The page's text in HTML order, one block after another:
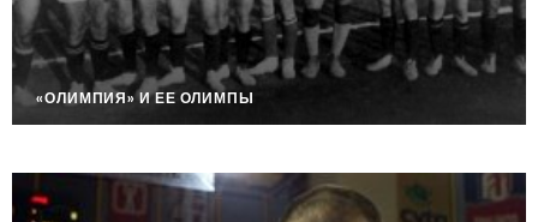
«ОЛИМПИЯ» И ЕЕ ОЛИМПЫ